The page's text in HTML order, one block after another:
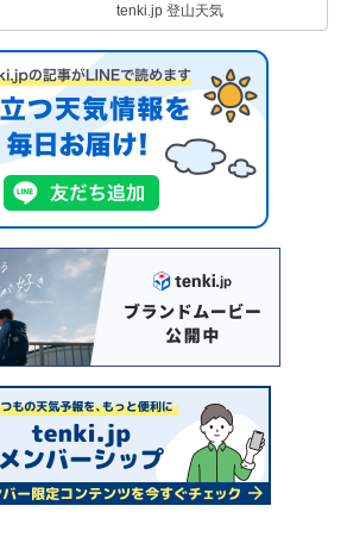
tenki.jp 登山天気